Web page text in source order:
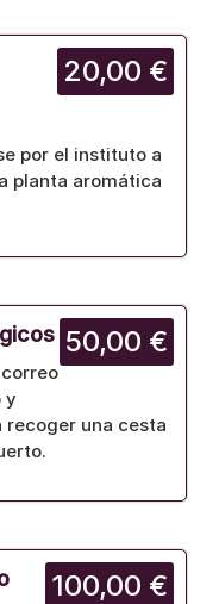
20,00 €
por el instituto a
planta aromática
50,00 €
y
recoger una cesta
100,00 €